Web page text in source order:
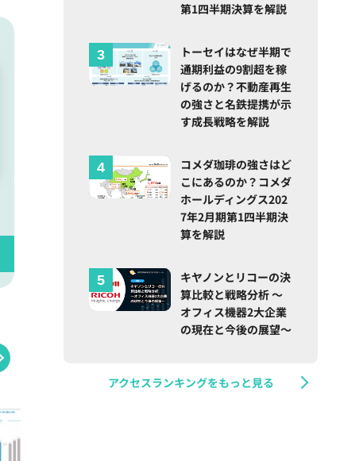
第1四半期決算を解説
トーセイはなぜ半期で
通期利益の9割超を稼
げるのか？不動産再生
の強さと名鉄提携が示
す成長戦略を解説
コメダ珈琲の強さはど
こにあるのか？コメダ
ホールディングス202
7年2月期第1四半期決
算を解説
キヤノンとリコーの決
算比較と戦略分析 ～
オフィス機器2大企業
の現在と今後の展望～
アクセスランキングをもっと見る